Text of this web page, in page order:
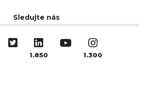
Sledujte nás
1.850 1.300